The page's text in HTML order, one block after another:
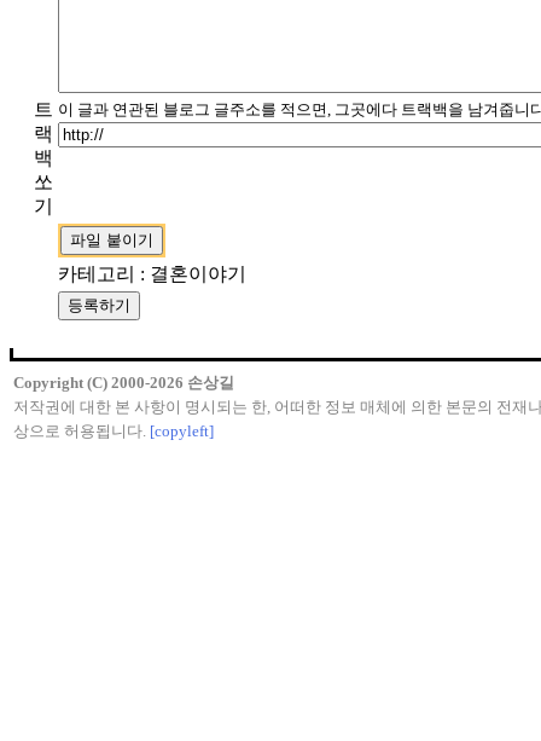
트
랙
백
쏘
기
이 글과 연관된 블로그 글주소를 적으면, 그곳에다 트랙백을 남겨줍니
카테고리 : 결혼이야기
Copyright (C) 2000-2026 손상길
저작권에 대한 본 사항이 명시되는 한, 어떠한 정보 매체에 의한 본문의 전재
상으로 허용됩니다. [copyleft]